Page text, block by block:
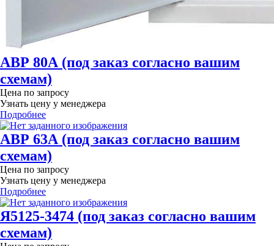
АВР 80А (под заказ согласно вашим
схемам)
Цена по запросу
Узнать цену у менеджера
Подробнее
АВР 63А (под заказ согласно вашим
схемам)
Цена по запросу
Узнать цену у менеджера
Подробнее
Я5125-3474 (под заказ согласно вашим
схемам)